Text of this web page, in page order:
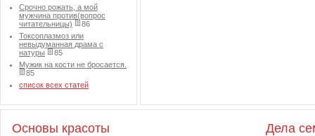
Срочно рожать, а мой
мужчина против(вопрос
читательницы)
86
Токсоплазмоз или
невыдуманная драма с
натуры
85
Мужик на кости не бросается.
85
список всех статей
Основы красоты Дела